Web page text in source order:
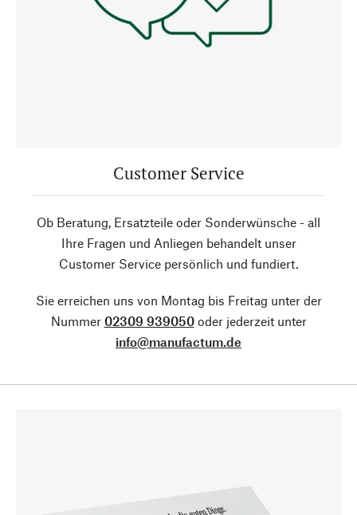
Customer Service
Ob Beratung, Ersatzteile oder Sonderwünsche - all
Ihre Fragen und Anliegen behandelt unser
Customer Service persönlich und fundiert.
Sie erreichen uns von Montag bis Freitag unter der
Nummer 02309 939050oder jederzeit unter
info@manufactum.de